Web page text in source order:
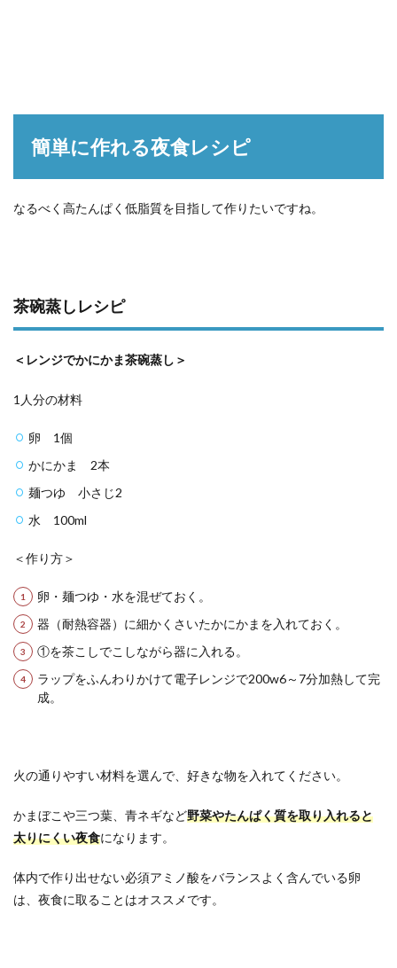
簡単に作れる夜食レシピ
なるべく高たんぱく低脂質を目指して作りたいですね。
茶碗蒸しレシピ
＜レンジでかにかま茶碗蒸し＞
1人分の材料
卵 1個
かにかま 2本
麺つゆ 小さじ2
水 100ml
＜作り方＞
卵・麺つゆ・水を混ぜておく。
器（耐熱容器）に細かくさいたかにかまを入れておく。
①を茶こしでこしながら器に入れる。
ラップをふんわりかけて電子レンジで200w6～7分加熱して完
成。
火の通りやすい材料を選んで、好きな物を入れてください。
かまぼこや三つ葉、青ネギなど野菜やたんぱく質を取り入れると
太りにくい夜食になります。
体内で作り出せない必須アミノ酸をバランスよく含んでいる卵
は、夜食に取ることはオススメです。